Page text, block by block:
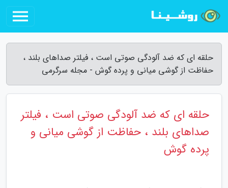
حلقه ای که ضد آلودگی صوتی است ، فیلتر صداهای بلند ،
حفاظت از گوشی میانی و پرده گوش - مجله سرگرمی
حلقه ای که ضد آلودگی صوتی است ، فیلتر
صداهای بلند ، حفاظت از گوشی میانی و
پرده گوش